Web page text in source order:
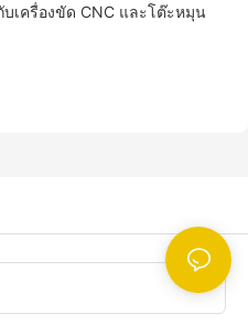
บเครื่องขัด CNC และโต๊ะหมุน